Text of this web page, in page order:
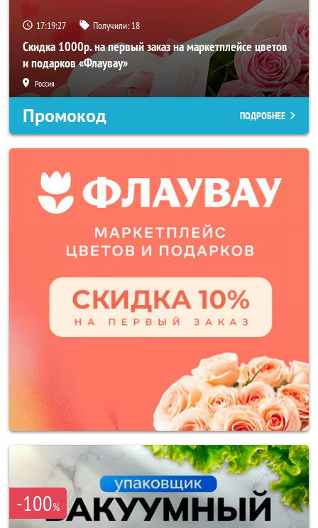
17:19:25 Получили: 18
Скидка 1000р. на первый заказ на маркетплейсе цветов
и подарков «Флаувау»
Россия
Промокод ПОДРОБНЕЕ
-100%